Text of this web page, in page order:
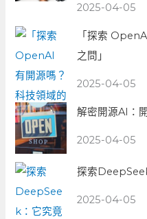
2025-04-05
「探索
之問」
2025-04-05
解密開源AI：
2025-04-05
探索
2025-04-05